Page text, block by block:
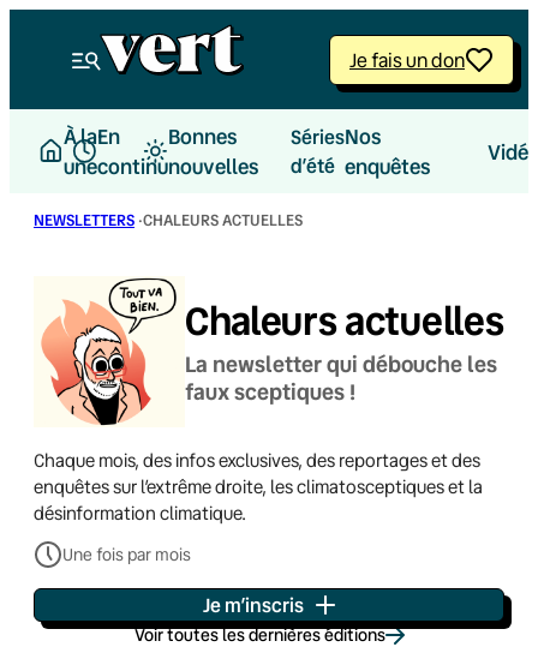
Je fais un don
À la
une
En
continu
Bonnes
nouvelles
Séries
d’été
Nos
enquêtes
NEWSLETTERS ·CHALEURS ACTUELLES
Chaleurs actuelles
La newsletter qui débouche les
faux sceptiques !
Chaque mois, des infos exclusives, des reportages et des
enquêtes sur l’extrême droite, les climatosceptiques et la
désinformation climatique.
Une fois par mois
Je m’inscris
Voir toutes les dernières éditions